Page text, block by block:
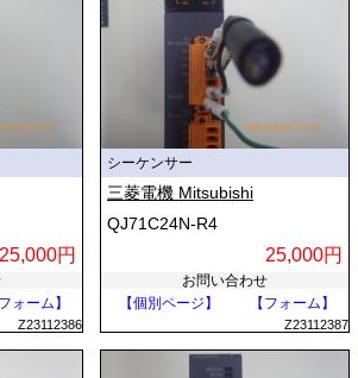
25,000円
フォーム】
Z23112386
シーケンサー
三菱電機 Mitsubishi
QJ71C24N-R4
25,000円
お問い合わせ
【個別ページ】
【フォーム】
Z23112387